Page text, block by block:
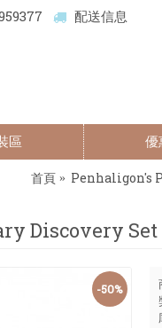
配送信息
區 優
首頁 Penhaligon's
Discovery Set
-50%